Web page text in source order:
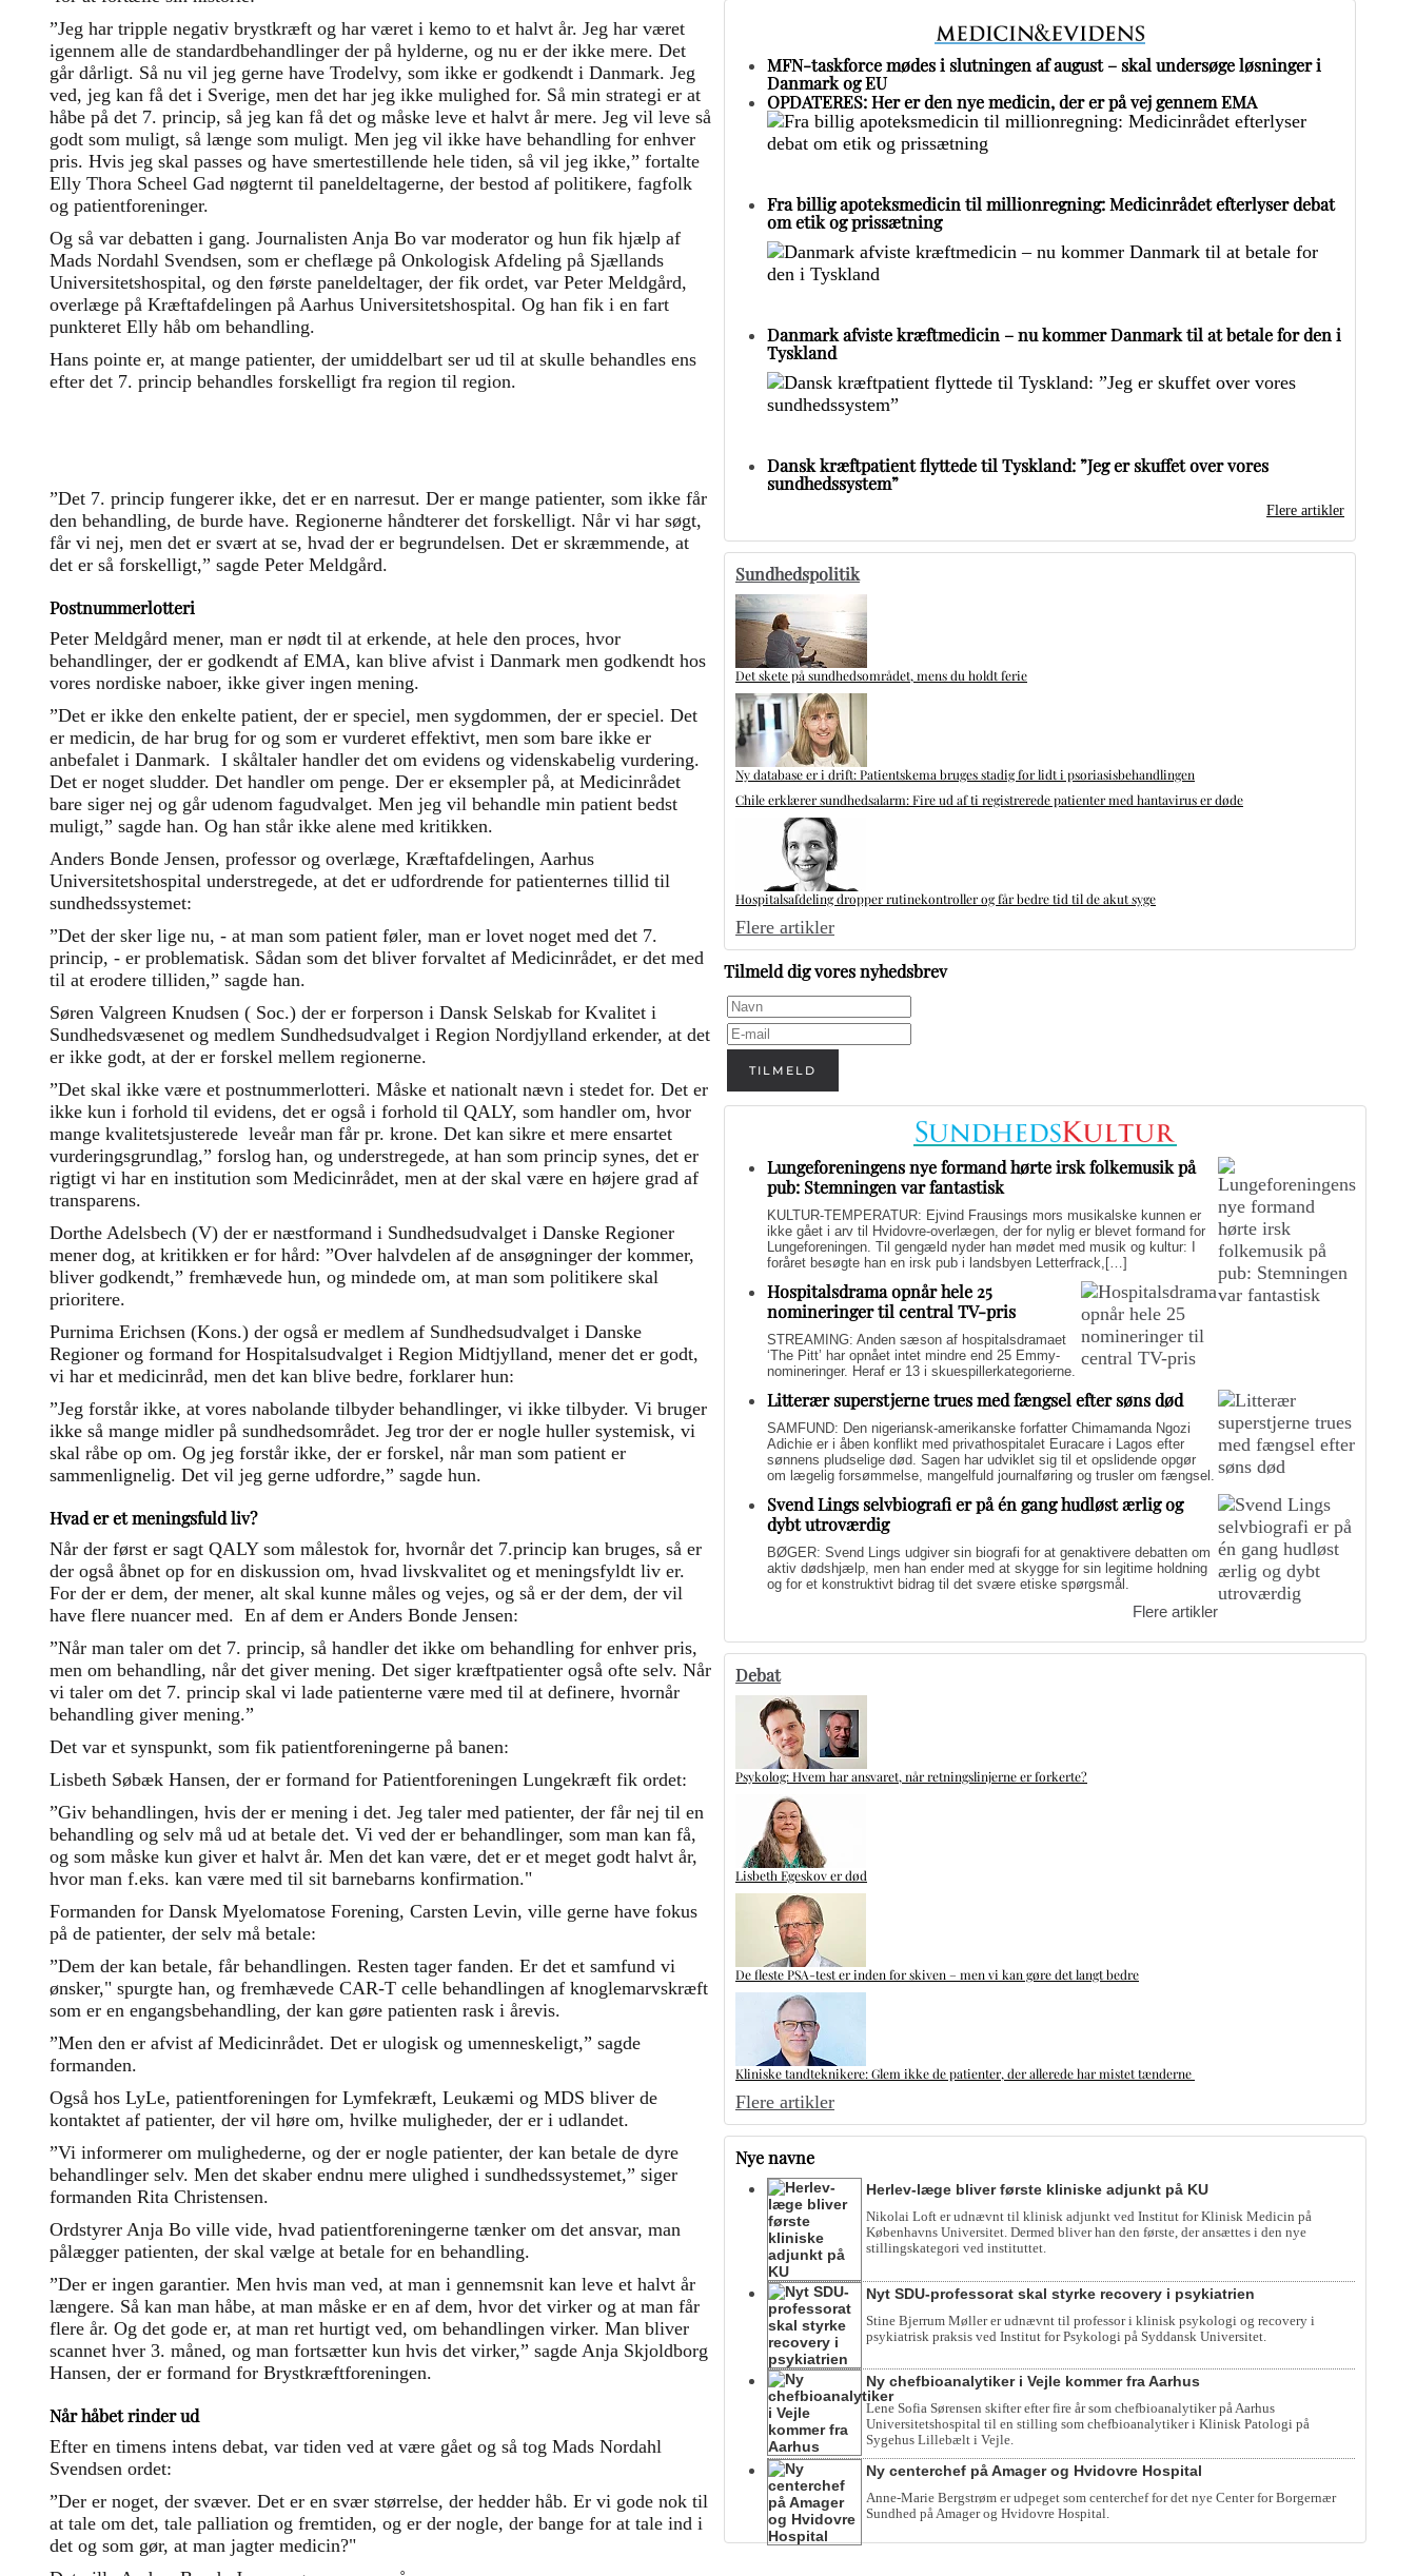
”Jeg har tripple negativ brystkræft og har været i kemo to et halvt år. Jeg har været
igennem alle de standardbehandlinger der på hylderne, og nu er der ikke mere. Det
går dårligt. Så nu vil jeg gerne have Trodelvy, som ikke er godkendt i Danmark. Jeg
ved, jeg kan få det i Sverige, men det har jeg ikke mulighed for. Så min strategi er at
håbe på det 7. princip, så jeg kan få det og måske leve et halvt år mere. Jeg vil leve så
godt som muligt, så længe som muligt. Men jeg vil ikke have behandling for enhver
pris. Hvis jeg skal passes og have smertestillende hele tiden, så vil jeg ikke,” fortalte
Elly Thora Scheel Gad nøgternt til paneldeltagerne, der bestod af politikere, fagfolk
og patientforeninger.
Og så var debatten i gang. Journalisten Anja Bo var moderator og hun fik hjælp af
Mads Nordahl Svendsen, som er cheflæge på Onkologisk Afdeling på Sjællands
Universitetshospital, og den første paneldeltager, der fik ordet, var Peter Meldgård,
overlæge på Kræftafdelingen på Aarhus Universitetshospital. Og han fik i en fart
punkteret Elly håb om behandling.
Hans pointe er, at mange patienter, der umiddelbart ser ud til at skulle behandles ens
efter det 7. princip behandles forskelligt fra region til region.
”Det 7. princip fungerer ikke, det er en narresut. Der er mange patienter, som ikke får
den behandling, de burde have. Regionerne håndterer det forskelligt. Når vi har søgt,
får vi nej, men det er svært at se, hvad der er begrundelsen. Det er skræmmende, at
det er så forskelligt,” sagde Peter Meldgård.
Postnummerlotteri
Peter Meldgård mener, man er nødt til at erkende, at hele den proces, hvor
behandlinger, der er godkendt af EMA, kan blive afvist i Danmark men godkendt hos
vores nordiske naboer, ikke giver ingen mening.
”Det er ikke den enkelte patient, der er speciel, men sygdommen, der er speciel. Det
er medicin, de har brug for og som er vurderet effektivt, men som bare ikke er
anbefalet i Danmark. I skåltaler handler det om evidens og videnskabelig vurdering.
Det er noget sludder. Det handler om penge. Der er eksempler på, at Medicinrådet
bare siger nej og går udenom fagudvalget. Men jeg vil behandle min patient bedst
muligt,” sagde han. Og han står ikke alene med kritikken.
Anders Bonde Jensen, professor og overlæge, Kræftafdelingen, Aarhus
Universitetshospital understregede, at det er udfordrende for patienternes tillid til
sundhedssystemet:
”Det der sker lige nu, - at man som patient føler, man er lovet noget med det 7.
princip, - er problematisk. Sådan som det bliver forvaltet af Medicinrådet, er det med
til at erodere tilliden,” sagde han.
Søren Valgreen Knudsen ( Soc.) der er forperson i Dansk Selskab for Kvalitet i
Sundhedsvæsenet og medlem Sundhedsudvalget i Region Nordjylland erkender, at det
er ikke godt, at der er forskel mellem regionerne.
”Det skal ikke være et postnummerlotteri. Måske et nationalt nævn i stedet for. Det er
ikke kun i forhold til evidens, det er også i forhold til QALY, som handler om, hvor
mange kvalitetsjusterede leveår man får pr. krone. Det kan sikre et mere ensartet
vurderingsgrundlag,” forslog han, og understregede, at han som princip synes, det er
rigtigt vi har en institution som Medicinrådet, men at der skal være en højere grad af
transparens.
Dorthe Adelsbech (V) der er næstformand i Sundhedsudvalget i Danske Regioner
mener dog, at kritikken er for hård: ”Over halvdelen af de ansøgninger der kommer,
bliver godkendt,” fremhævede hun, og mindede om, at man som politikere skal
prioritere.
Purnima Erichsen (Kons.) der også er medlem af Sundhedsudvalget i Danske
Regioner og formand for Hospitalsudvalget i Region Midtjylland, mener det er godt,
vi har et medicinråd, men det kan blive bedre, forklarer hun:
”Jeg forstår ikke, at vores nabolande tilbyder behandlinger, vi ikke tilbyder. Vi bruger
ikke så mange midler på sundhedsområdet. Jeg tror der er nogle huller systemisk, vi
skal råbe op om. Og jeg forstår ikke, der er forskel, når man som patient er
sammenlignelig. Det vil jeg gerne udfordre,” sagde hun.
Hvad er et meningsfuld liv?
Når der først er sagt QALY som målestok for, hvornår det 7.princip kan bruges, så er
der også åbnet op for en diskussion om, hvad livskvalitet og et meningsfyldt liv er.
For der er dem, der mener, alt skal kunne måles og vejes, og så er der dem, der vil
have flere nuancer med. En af dem er Anders Bonde Jensen:
”Når man taler om det 7. princip, så handler det ikke om behandling for enhver pris,
men om behandling, når det giver mening. Det siger kræftpatienter også ofte selv. Når
vi taler om det 7. princip skal vi lade patienterne være med til at definere, hvornår
behandling giver mening.”
Det var et synspunkt, som fik patientforeningerne på banen:
Lisbeth Søbæk Hansen, der er formand for Patientforeningen Lungekræft fik ordet:
”Giv behandlingen, hvis der er mening i det. Jeg taler med patienter, der får nej til en
behandling og selv må ud at betale det. Vi ved der er behandlinger, som man kan få,
og som måske kun giver et halvt år. Men det kan være, det er et meget godt halvt år,
hvor man f.eks. kan være med til sit barnebarns konfirmation."
Formanden for Dansk Myelomatose Forening, Carsten Levin, ville gerne have fokus
på de patienter, der selv må betale:
”Dem der kan betale, får behandlingen. Resten tager fanden. Er det et samfund vi
ønsker," spurgte han, og fremhævede CAR-T celle behandlingen af knoglemarvskræft
som er en engangsbehandling, der kan gøre patienten rask i årevis.
”Men den er afvist af Medicinrådet. Det er ulogisk og umenneskeligt,” sagde
formanden.
Også hos LyLe, patientforeningen for Lymfekræft, Leukæmi og MDS bliver de
kontaktet af patienter, der vil høre om, hvilke muligheder, der er i udlandet.
”Vi informerer om mulighederne, og der er nogle patienter, der kan betale de dyre
behandlinger selv. Men det skaber endnu mere ulighed i sundhedssystemet,” siger
formanden Rita Christensen.
Ordstyrer Anja Bo ville vide, hvad patientforeningerne tænker om det ansvar, man
pålægger patienten, der skal vælge at betale for en behandling.
”Der er ingen garantier. Men hvis man ved, at man i gennemsnit kan leve et halvt år
længere. Så kan man håbe, at man måske er en af dem, hvor det virker og at man får
flere år. Og det gode er, at man ret hurtigt ved, om behandlingen virker. Man bliver
scannet hver 3. måned, og man fortsætter kun hvis det virker,” sagde Anja Skjoldborg
Hansen, der er formand for Brystkræftforeningen.
Når håbet rinder ud
Efter en timens intens debat, var tiden ved at være gået og så tog Mads Nordahl
Svendsen ordet:
”Der er noget, der svæver. Det er en svær størrelse, der hedder håb. Er vi gode nok til
at tale om det, tale palliation og fremtiden, og er der nogle, der bange for at tale ind i
det og som gør, at man jagter medicin?"
MFN-taskforce mødes i slutningen af august – skal undersøge løsninger i
Danmark og EU
OPDATERES: Her er den nye medicin, der er på vej gennem EMA
Fra billig apoteksmedicin til millionregning: Medicinrådet efterlyser debat
om etik og prissætning
Danmark afviste kræftmedicin – nu kommer Danmark til at betale for den i
Tyskland
Dansk kræftpatient flyttede til Tyskland: ”Jeg er skuffet over vores
sundhedssystem”
Flere artikler
Sundhedspolitik
Det skete på sundhedsområdet, mens du holdt ferie
Ny database er i drift: Patientskema bruges stadig for lidt i psoriasisbehandlingen
Chile erklærer sundhedsalarm: Fire ud af ti registrerede patienter med hantavirus er døde
Hospitalsafdeling dropper rutinekontroller og får bedre tid til de akut syge
Flere artikler
Tilmeld dig vores nyhedsbrev
TILMELD
Lungeforeningens nye formand hørte irsk folkemusik på
pub: Stemningen var fantastisk
KULTUR-TEMPERATUR: Ejvind Frausings mors musikalske kunnen er
ikke gået i arv til Hvidovre-overlægen, der for nylig er blevet formand for
Lungeforeningen. Til gengæld nyder han mødet med musik og kultur: I
foråret besøgte han en irsk pub i landsbyen Letterfrack,[…]
Hospitalsdrama opnår hele 25
nomineringer til central TV-pris
STREAMING: Anden sæson af hospitalsdramaet
‘The Pitt’ har opnået intet mindre end 25 Emmy-
nomineringer. Heraf er 13 i skuespillerkategorierne.
Litterær superstjerne trues med fængsel efter søns død
SAMFUND: Den nigeriansk-amerikanske forfatter Chimamanda Ngozi
Adichie er i åben konflikt med privathospitalet Euracare i Lagos efter
sønnens pludselige død. Sagen har udviklet sig til et opslidende opgør
om lægelig forsømmelse, mangelfuld journalføring og trusler om fængsel.
Svend Lings selvbiografi er på én gang hudløst ærlig og
dybt utroværdig
BØGER: Svend Lings udgiver sin biografi for at genaktivere debatten om
aktiv dødshjælp, men han ender med at skygge for sin legitime holdning
og for et konstruktivt bidrag til det svære etiske spørgsmål.
Flere artikler
Debat
Psykolog: Hvem har ansvaret, når retningslinjerne er forkerte?
Lisbeth Egeskov er død
De fleste PSA-test er inden for skiven – men vi kan gøre det langt bedre
Kliniske tandteknikere: Glem ikke de patienter, der allerede har mistet tænderne
Flere artikler
Nye navne
Herlev-læge bliver første kliniske adjunkt på KU
Nikolai Loft er udnævnt til klinisk adjunkt ved Institut for Klinisk Medicin på
Københavns Universitet. Dermed bliver han den første, der ansættes i den nye
stillingskategori ved instituttet.
Nyt SDU-professorat skal styrke recovery i psykiatrien
Stine Bjerrum Møller er udnævnt til professor i klinisk psykologi og recovery i
psykiatrisk praksis ved Institut for Psykologi på Syddansk Universitet.
Ny chefbioanalytiker i Vejle kommer fra Aarhus
Lene Sofia Sørensen skifter efter fire år som chefbioanalytiker på Aarhus
Universitetshospital til en stilling som chefbioanalytiker i Klinisk Patologi på
Sygehus Lillebælt i Vejle.
Ny centerchef på Amager og Hvidovre Hospital
Anne-Marie Bergstrøm er udpeget som centerchef for det nye Center for Borgernær
Sundhed på Amager og Hvidovre Hospital.